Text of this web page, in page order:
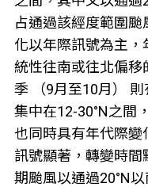
占通過該經度範圍
化以年際訊號為主，
統性往南或往北偏移
季 （9月至10月）
集中在12-30°N之間
也同時具有年代際
訊號顯著，轉變時
期颱風以通過20°N